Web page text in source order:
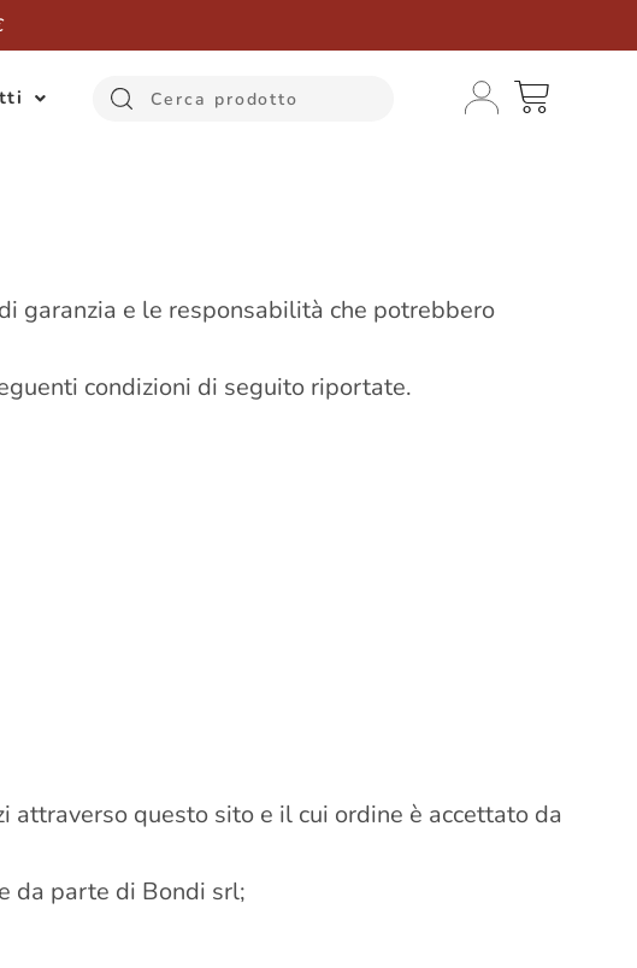
garanzia e le responsabilità che potrebbero
condizioni di seguito riportate.
attraverso questo sito e il cui ordine è accettato da
da parte di Bondi srl;